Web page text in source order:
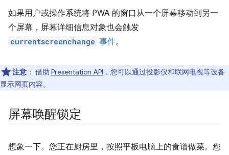
如果用户或操作系统将 PWA 的窗口从一个屏幕移动到另一
个屏幕，屏幕详细信息对象也会触发
currentscreenchange 事件。
注意 ： 借助 Presentation API ，您可以通过投影仪和联网电视等设备
显示网页内容。
屏幕唤醒锁定
想象一下。您正在厨房里，按照平板电脑上的食谱做菜。您